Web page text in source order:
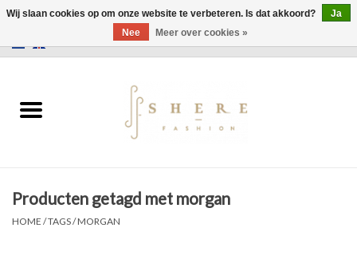
Jurken
Producten getagd met morgan
HOME /TAGS/MORGAN
Wij slaan cookies op om onze website te verbeteren. Is dat akkoord?
Ja
Nee
Meer over cookies »